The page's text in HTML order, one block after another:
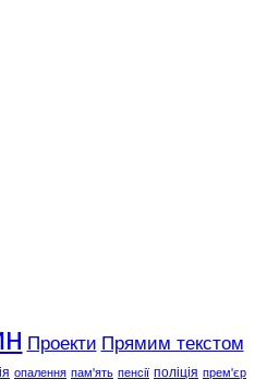
Проекти Прямим текстом
опалення пам'ять пенсії поліція прем'єр